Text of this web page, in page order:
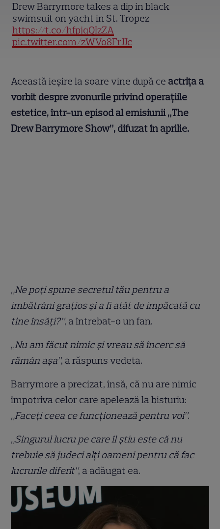
Drew Barrymore takes a dip in black
swimsuit on yacht in St. Tropez
https://t.co/hfpjqQIzZA
pic.twitter.com/zWVo8FrJJc
Această ieșire la soare vine după ce actrița a
vorbit despre zvonurile privind operațiile
estetice, într-un episod al emisiunii „The
Drew Barrymore Show”, difuzat în aprilie.
„Ne poți spune secretul tău pentru a
îmbătrâni grațios și a fi atât de împăcată cu
tine însăți?”, a întrebat-o un fan.
„Nu am făcut nimic și vreau să încerc să
rămân așa”, a răspuns vedeta.
Barrymore a precizat, însă, că nu are nimic
împotriva celor care apelează la bisturiu:
„Faceți ceea ce funcționează pentru voi”.
„Singurul lucru pe care îl știu este că nu
trebuie să judeci alți oameni pentru că fac
lucrurile diferit”, a adăugat ea.